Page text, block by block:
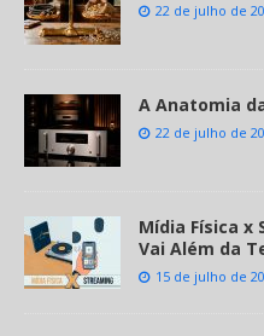
22 de julho de
A Anatomia
22 de julho de
Mídia Física x
Vai Além da
15 de julho de